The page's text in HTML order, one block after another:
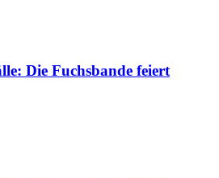
Die Fuchsbande feiert